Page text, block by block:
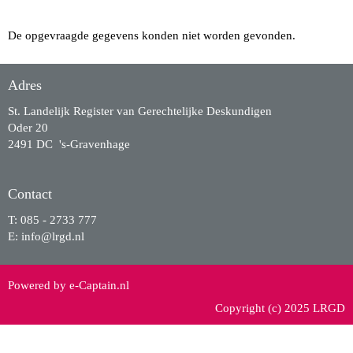
De opgevraagde gegevens konden niet worden gevonden.
Adres
St. Landelijk Register van Gerechtelijke Deskundigen
Oder 20
2491 DC 's-Gravenhage
Contact
T: 085 - 2733 777
E: ofni@lrgd.nl
Powered by e-Captain.nl
Copyright (c) 2025 LRGD